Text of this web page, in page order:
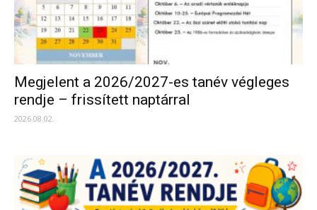
Megjelent a 2026/2027-es tanév végleges
rendje – frissített naptárral
2026.08.02.